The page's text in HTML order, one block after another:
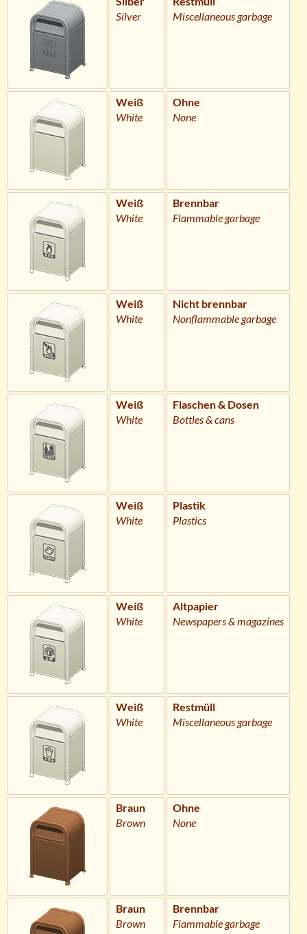
Silver
Miscellaneous garbage
Weiß
White
Ohne
None
Weiß
White
Brennbar
Flammable garbage
Weiß
White
Nicht brennbar
Nonflammable garbage
Weiß
White
Flaschen & Dosen
Bottles & cans
Weiß
White
Plastik
Plastics
Weiß
White
Altpapier
Newspapers & magazines
Weiß
White
Restmüll
Miscellaneous garbage
Braun
Brown
Ohne
None
Braun
Brown
Brennbar
Flammable garbage